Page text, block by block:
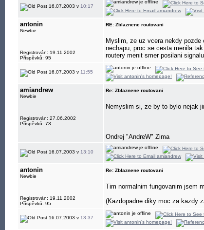
16.07.2003 v 10:17
antonin
Newbie
Registrován: 19.11.2002
Příspěvků: 95
RE: Zblaznene routovani
Myslim, ze uz vcera nekdy
nechapu, proc se cesta menila
routery menit smer posilani
16.07.2003 v 11:55
amiandrew
Newbie
Registrován: 27.06.2002
Příspěvků: 73
Re: Zblaznene routovani
Nemyslim si, ze by to bylo nejak
Ondrej "AndreW" Zima
16.07.2003 v 13:10
antonin
Newbie
Registrován: 19.11.2002
Příspěvků: 95
Re: Zblaznene routovani
Tim normalnim fungovanim jsem
(Kazdopadne diky moc za kazdy
16.07.2003 v 13:37